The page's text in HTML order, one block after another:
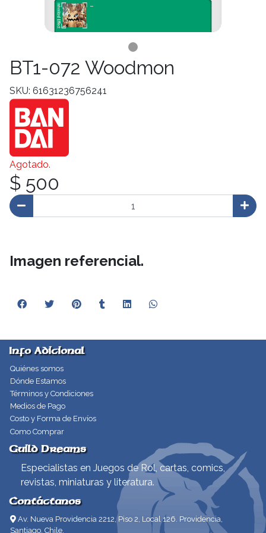
BT1-072 Woodmon
SKU: 61631236756241
Agotado.
$ 500
Imagen referencial.
Info Adicional
Quiénes somos
Dónde Estamos
Términos y Condiciones
Medios de Pago
Costo y Forma de Envíos
Como Comprar
Guild Dreams
Especialistas en Juegos de Rol, cartas, comics,
revistas, miniaturas y literatura.
Contáctanos
Av. Nueva Providencia 2212, Piso 2, Local 126. Providencia,
Santiago, Chile.